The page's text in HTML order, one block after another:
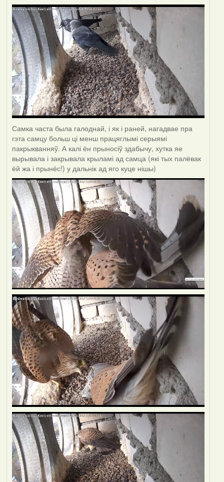
Самка часта была галоднай, і як і раней, нагадвае пра
гэта самцу больш ці менш працяглымі серыямі
пакрыкванняў. А калі ён прыносіў здабычу, хутка яе
вырывала і закрывала крыламі ад самца (які тых палёвак
ёй жа і прынёс!) у дальнік ад яго куце нішы)